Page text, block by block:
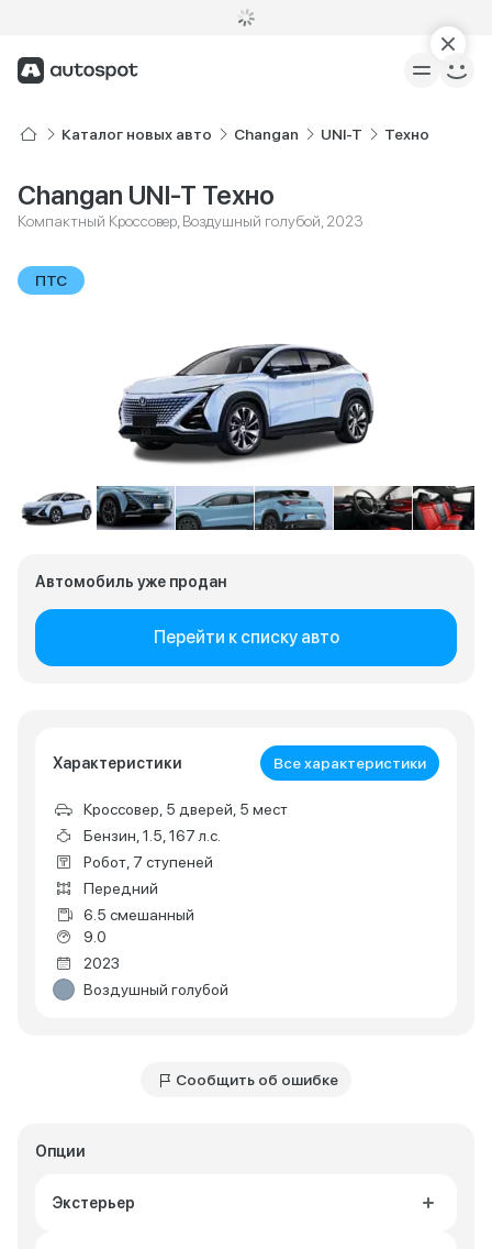
Каталог новых авто Changan UNI-T Техно
Changan UNI-T Техно
Компактный Кроссовер, Воздушный голубой, 2023
ПТС
Характеристики Все характеристики
Кроссовер, 5 дверей, 5 мест
Бензин, 1.5, 167 л.с.
Робот, 7 ступеней
Передний
6.5 смешанный
9.0
2023
Воздушный голубой
Опции
Экстерьер
Автомобиль уже продан
Перейти к списку авто
Сообщить об ошибке